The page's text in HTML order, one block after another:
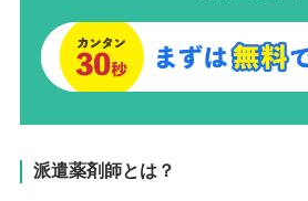
派遣薬剤師とは？